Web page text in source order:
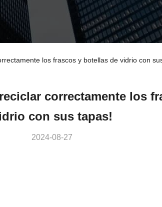
los frascos y botellas de vidrio con
correctamente los
con sus tapas!
2024-08-27